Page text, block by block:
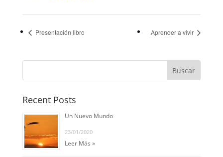
Presentación libro Aprender a vivir
Recent Posts
Un Nuevo Mundo
23/01/2020
Leer Más »